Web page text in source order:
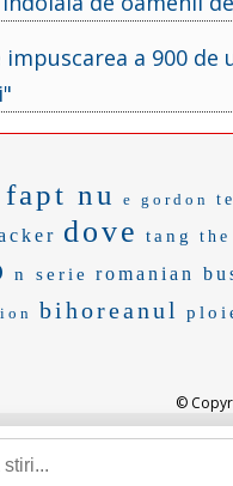
a 900
fapt nu e gordon
dove tang
n serie romanian
bihoreanul
©